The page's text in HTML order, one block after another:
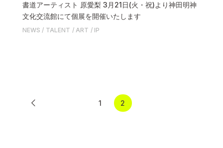
書道アーティスト 原愛梨 3月21日(火・祝)より神田明神
文化交流館にて個展を開催いたします
NEWS TALENT ART IP
1 2